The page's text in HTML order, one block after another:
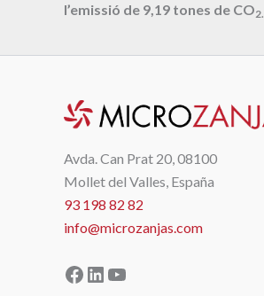
l’emissió de 9,19 tones de CO2.
Avda. Can Prat 20, 08100
Mollet del Valles, España
93 198 82 82
info@microzanjas.com
Facebook
LinkedIn
YouTube